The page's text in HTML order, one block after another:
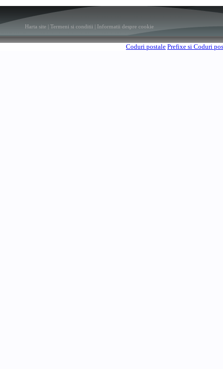
Harta site Termeni si conditii Informatii despre cookie
Coduri postale Prefixe si Coduri